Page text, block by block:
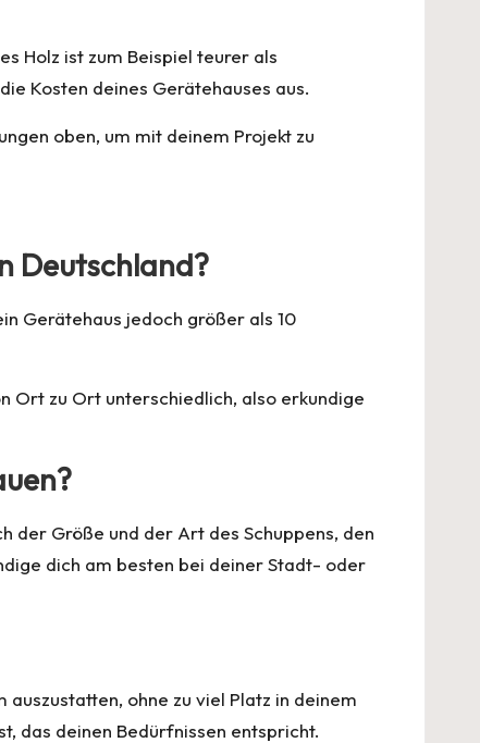
Holz ist zum Beispiel teurer als
Kosten deines Gerätehauses aus.
oben, um mit deinem Projekt zu
Deutschland?
Gerätehaus jedoch größer als 10
Ort zu Ort unterschiedlich, also erkundige
der Größe und der Art des Schuppens, den
dich am besten bei deiner Stadt- oder
ohne zu viel Platz in deinem
das deinen Bedürfnissen entspricht.